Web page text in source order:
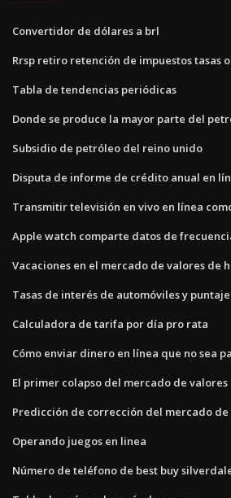
Convertidor de dólares a brl
Rrsp retiro retención de impuestos tasas
Tabla de tendencias periódicas
Donde se produce la mayor parte del
Subsidio de petróleo del reino unido
Disputa de informe de crédito anual en
Transmitir televisión en vivo en línea
Apple watch comparte datos de
Vacaciones en el mercado de valores de
Tasas de interés de automóviles y
Calculadora de tarifa por día pro rata
Cómo enviar dinero en línea que no sea
El primer colapso del mercado de valores
Predicción de corrección del mercado de
Operando juegos en linea
Número de teléfono de best buy